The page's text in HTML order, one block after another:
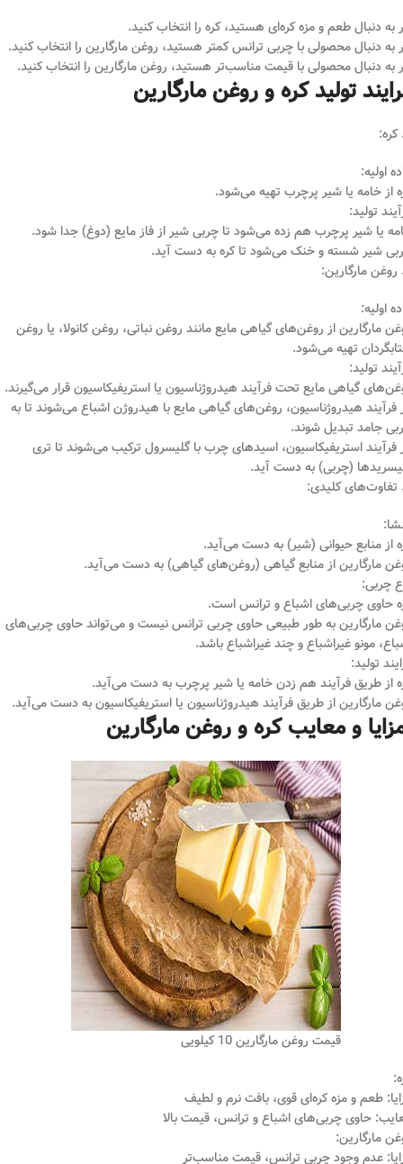
به دنبال طعم و مزه کره‌ای هستید، کره را انتخاب کنید.
به دنبال محصولی با چربی ترانس کمتر هستید، روغن مارگارین را انتخاب کنید.
به دنبال محصولی با قیمت مناسب‌تر هستید، روغن مارگارین را انتخاب کنید.
تولید کره و روغن مارگارین
اولیه:
از خامه یا شیر پرچرب تهیه می‌شود.
تولید:
یا شیر پرچرب هم زده می‌شود تا چربی شیر از فاز مایع (دوغ) جدا شود.
شیر شسته و خنک می‌شود تا کره به دست آید.
اولیه:
مارگارین از روغن‌های گیاهی مایع مانند روغن نباتی، روغن کانولا، یا روغن
تهیه می‌شود.
تولید:
گیاهی مایع تحت فرآیند هیدروژناسیون یا استریفیکاسیون قرار می‌گیرند.
فرآیند هیدروژناسیون، روغن‌های گیاهی مایع با هیدروژن اشباع می‌شوند تا به
جامد تبدیل شوند.
فرآیند استریفیکاسیون، اسیدهای چرب با گلیسرول ترکیب می‌شوند تا تری
(چربی) به دست آید.
از منابع حیوانی (شیر) به دست می‌آید.
مارگارین از منابع گیاهی (روغن‌های گیاهی) به دست می‌آید.
چربی:
حاوی چربی‌های اشباع و ترانس است.
مارگارین به طور طبیعی حاوی چربی ترانس نیست و می‌تواند حاوی چربی‌های
مونو غیراشباع و چند غیراشباع باشد.
تولید:
از طریق فرآیند هم زدن خامه یا شیر پرچرب به دست می‌آید.
مارگارین از طریق فرآیند هیدروژناسیون یا استریفیکاسیون به دست می‌آید.
و معایب کره و روغن مارگارین
قیمت روغن مارگارین 10 کیلویی
طعم و مزه کره‌ای قوی، بافت نرم و لطیف
حاوی چربی‌های اشباع و ترانس، قیمت بالا
مارگارین:
عدم وجود چربی ترانس، قیمت مناسب‌تر